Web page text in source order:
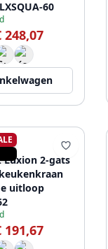
60
248,07
Luxion 2-gats
uitloop
191,67